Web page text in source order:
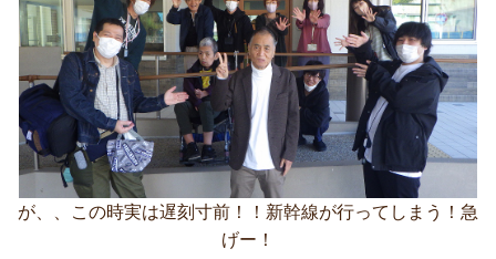
が、、この時実は遅刻寸前！！新幹線が行ってしまう！急
げー！